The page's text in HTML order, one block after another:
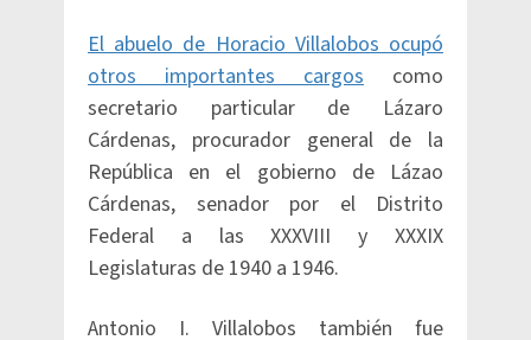
El abuelo de Horacio Villalobos ocupó
otros importantes cargos como
secretario particular de Lázaro
Cárdenas, procurador general de la
República en el gobierno de Lázao
Cárdenas, senador por el Distrito
Federal a las XXXVIII y XXXIX
Legislaturas de 1940 a 1946.
Antonio I. Villalobos también fue